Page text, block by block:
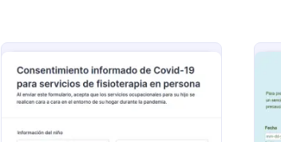
cierto porcentaje de la negociación con el
transportista. Así, documentar los términos
entre el transportista y el agente para
concretar los términos y condiciones.Esta
plantilla de acuerdo de despacho de carga
agentes pueden utilizar instantáneamente